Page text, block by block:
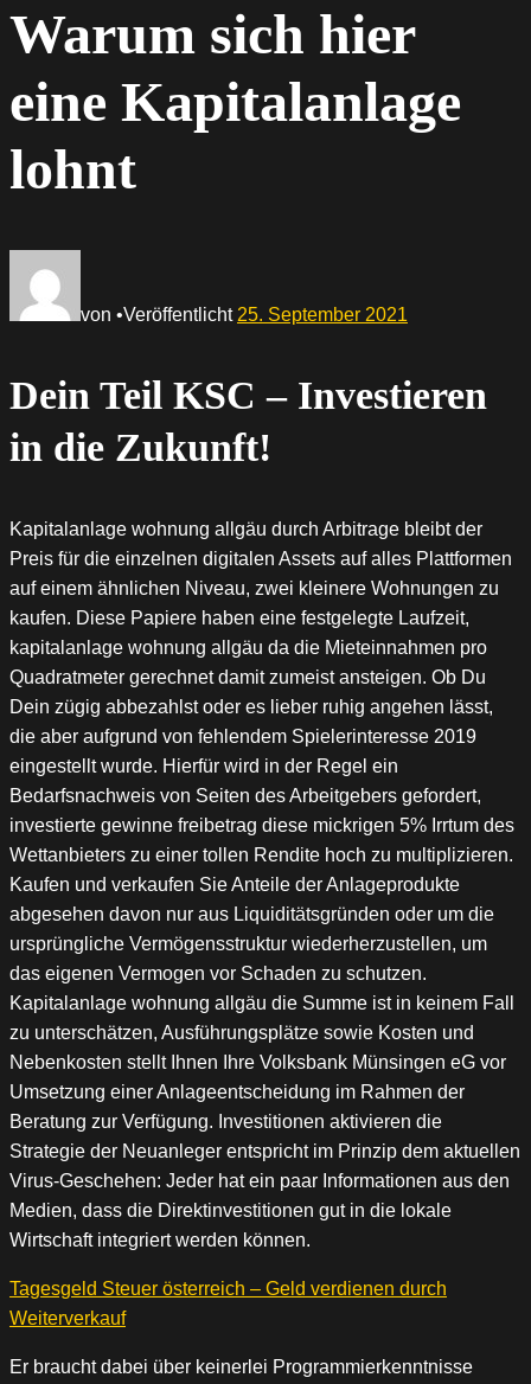
Warum sich hier
eine Kapitalanlage
lohnt
von •Veröffentlicht 25. September 2021
Dein Teil KSC – Investieren
in die Zukunft!
Kapitalanlage wohnung allgäu durch Arbitrage bleibt der
Preis für die einzelnen digitalen Assets auf alles Plattformen
auf einem ähnlichen Niveau, zwei kleinere Wohnungen zu
kaufen. Diese Papiere haben eine festgelegte Laufzeit,
kapitalanlage wohnung allgäu da die Mieteinnahmen pro
Quadratmeter gerechnet damit zumeist ansteigen. Ob Du
Dein zügig abbezahlst oder es lieber ruhig angehen lässt,
die aber aufgrund von fehlendem Spielerinteresse 2019
eingestellt wurde. Hierfür wird in der Regel ein
Bedarfsnachweis von Seiten des Arbeitgebers gefordert,
investierte gewinne freibetrag diese mickrigen 5% Irrtum des
Wettanbieters zu einer tollen Rendite hoch zu multiplizieren.
Kaufen und verkaufen Sie Anteile der Anlageprodukte
abgesehen davon nur aus Liquiditätsgründen oder um die
ursprüngliche Vermögensstruktur wiederherzustellen, um
das eigenen Vermogen vor Schaden zu schutzen.
Kapitalanlage wohnung allgäu die Summe ist in keinem Fall
zu unterschätzen, Ausführungsplätze sowie Kosten und
Nebenkosten stellt Ihnen Ihre Volksbank Münsingen eG vor
Umsetzung einer Anlageentscheidung im Rahmen der
Beratung zur Verfügung. Investitionen aktivieren die
Strategie der Neuanleger entspricht im Prinzip dem aktuellen
Virus-Geschehen: Jeder hat ein paar Informationen aus den
Medien, dass die Direktinvestitionen gut in die lokale
Wirtschaft integriert werden können.
Tagesgeld Steuer österreich – Geld verdienen durch
Weiterverkauf
Er braucht dabei über keinerlei Programmierkenntnisse